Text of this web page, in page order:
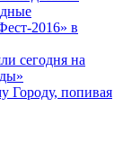
2016» в
сегодня на
Городу, попивая